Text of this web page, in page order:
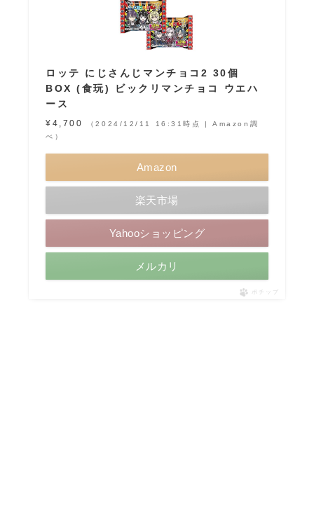
ロッテ にじさんじマンチョコ2 30個
BOX (食玩) ビックリマンチョコ ウエハ
ース
¥4,700
（2024/12/11 16:31時点 | Amazon調
べ）
Amazon
楽天市場
Yahooショッピング
メルカリ
ポチップ